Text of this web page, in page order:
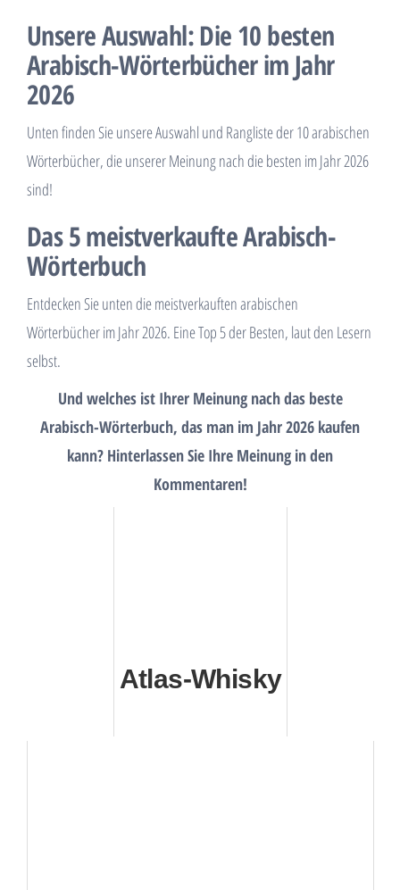
Unsere Auswahl: Die 10 besten
Arabisch-Wörterbücher im Jahr
2026
Unten finden Sie unsere Auswahl und Rangliste der 10 arabischen
Wörterbücher, die unserer Meinung nach die besten im Jahr 2026
sind!
Das 5 meistverkaufte Arabisch-
Wörterbuch
Entdecken Sie unten die meistverkauften arabischen
Wörterbücher im Jahr 2026. Eine Top 5 der Besten, laut den Lesern
selbst.
Und welches ist Ihrer Meinung nach das beste
Arabisch-Wörterbuch, das man im Jahr 2026 kaufen
kann? Hinterlassen Sie Ihre Meinung in den
Kommentaren!
Atlas-Whisky